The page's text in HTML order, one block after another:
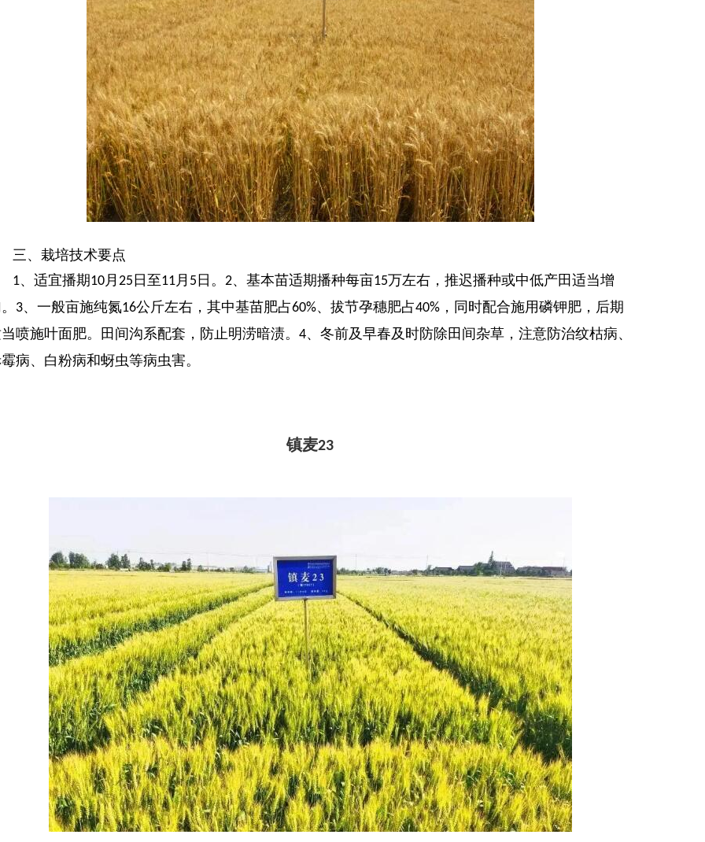
三、 栽培技术要点
1、适宜播期10月 25 日至11月 5 日。 2、基本苗适期播种每亩15万左右，推迟播种或中低产田适当增
3、一般亩施纯氮16公斤左右，其中基苗肥占60%、拔节孕穗肥占40% ，同时配合施用磷钾肥，后期
喷施叶面肥。田间沟系配套，防止明涝暗渍。 4、冬前及早春及时防除田间杂草，注意防治纹枯病、
病、白粉病和蚜虫等病虫害。
镇麦23